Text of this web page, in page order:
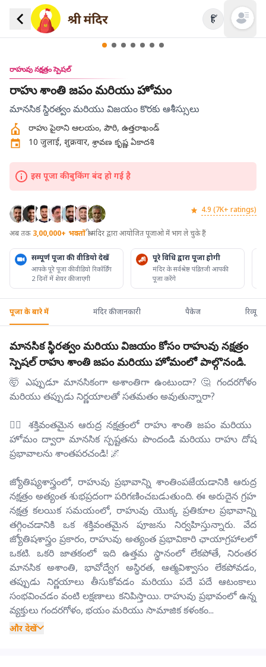
हिं Open
రాహువు నక్షత్రం స్పెషల్
రాహు శాంతి జపం మరియు హోమం
మానసిక స్థిరత్వం మరియు విజయం కొరకు ఆశీస్సులు
రాహు పైఠాని ఆలయం, పౌరి, ఉత్తరాఖండ్
10 जुलाई, शुक्रवार, శ్రావణ కృష్ణ ఏకాదశి
इस पूजा की बुकिंग बंद हो गई है
4.9 (7K+ ratings)
अब तक 3,00,000+ भक्तों श्री मंदिर द्वारा आयोजित पूजाओ में भाग ले चुके हैं
सम्पूर्ण पूजा की वीडियो देखें
आपके पूरे पूजा की वीडियो रिकॉर्डिंग
2 दिनों में शेयर की जाएगी
पूरे विधि द्वारा पूजा होगी
मंदिर के सर्वश्रेष्ठ पंडितजी आपकी
पूजा करेंगे
पूजा के बारे में मंदिर की जानकारी पैकेज रिव्यू
మానసిక స్థిరత్వం మరియు విజయం కోసం రాహువు నక్షత్రం
స్పెషల్ రాహు శాంతి జపం మరియు హోమంలో పాల్గొనండి.
🤯 ఎప్పుడూ మానసికంగా అశాంతిగా ఉంటుందా? 🤔 గందరగోళం
మరియు తప్పుడు నిర్ణయాలతో సతమతం అవుతున్నారా?
🧘‍♂️ శక్తివంతమైన ఆరుద్ర నక్షత్రంలో రాహు శాంతి జపం మరియు
హోమం ద్వారా మానసిక స్పష్టతను పొందండి మరియు రాహు దోష
ప్రభావాలను శాంతపరచండి! 🌌
జ్యోతిష్యశాస్త్రంలో, రాహువు ప్రభావాన్ని శాంతింపజేయడానికి ఆరుద్ర
నక్షత్రం అత్యంత శుభప్రదంగా పరిగణించబడుతుంది. ఈ అరుదైన గ్రహ
నక్షత్ర కలయిక సమయంలో, రాహువు యొక్క ప్రతికూల ప్రభావాన్ని
తగ్గించడానికి ఒక శక్తివంతమైన పూజను నిర్వహిస్తున్నారు. వేద
జ్యోతిషశాస్త్రం ప్రకారం, రాహువు అత్యంత ప్రభావికారి ఛాయాగ్రహాలలో
ఒకటి. ఒకరి జాతకంలో ఇది ఉత్తమ స్థానంలో లేకపోతే, నిరంతర
మానసిక అశాంతి, భావోద్వేగ అస్థిరత, ఆత్మవిశ్వాసం లేకపోవడం,
తప్పుడు నిర్ణయాలు తీసుకోవడం మరియు పదే పదే ఆటంకాలు
సంభవించడం వంటి లక్షణాలు కనిపిస్తాయి. రాహువు ప్రభావంలో ఉన్న
వ్యక్తులు గందరగోళం, భయం మరియు సామాజిక కళంకం...
और देखें